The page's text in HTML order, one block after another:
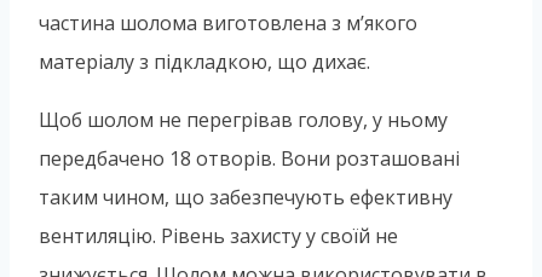
частина шолома виготовлена з м’якого
матеріалу з підкладкою, що дихає.
Щоб шолом не перегрівав голову, у ньому
передбачено 18 отворів. Вони розташовані
таким чином, що забезпечують ефективну
вентиляцію. Рівень захисту у своїй не